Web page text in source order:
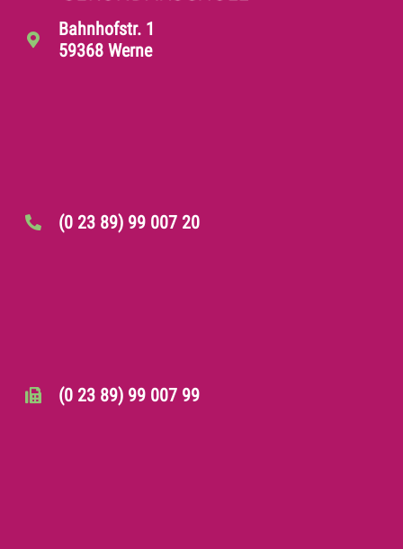
Bahnhofstr. 1
59368 Werne
(0 23 89) 99 007 20
(0 23 89) 99 007 99